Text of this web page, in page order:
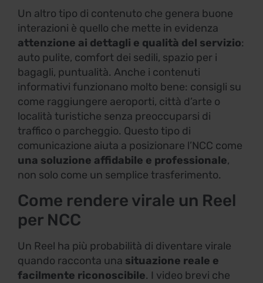
Un altro tipo di contenuto che genera buone
interazioni è quello che mette in evidenza
attenzione ai dettagli e qualità del servizio:
auto pulite, comfort dei sedili, spazio per i
bagagli, puntualità. Anche i contenuti
informativi funzionano molto bene: consigli su
come raggiungere aeroporti, città d’arte o
località turistiche senza preoccuparsi di
traffico o parcheggio. Questo tipo di
comunicazione aiuta a posizionare l’NCC come
una soluzione affidabile e professionale,
non solo come un semplice trasferimento.
Come rendere virale un Reel
per NCC
Un Reel ha più probabilità di diventare virale
quando racconta una situazione reale e
facilmente riconoscibile. I video brevi che